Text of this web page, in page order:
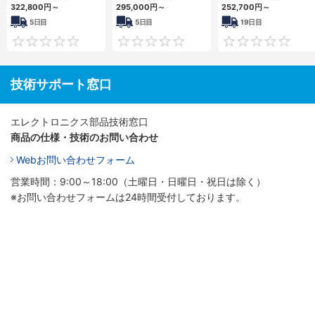
322,800円～
5日目
0
295,000円～
5日目
0
252,700円～
19日目
技術サポート窓口
エレクトロニクス部品技術窓口
商品の仕様・技術のお問い合わせ
Webお問い合わせフォーム
営業時間：9:00～18:00（土曜日・日曜日・祝日は除く）
※お問い合わせフォームは24時間受付しております。